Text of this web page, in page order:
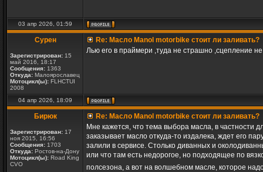
03 апр 2026, 01:59
Сурен
Зарегистрирован: 15
май 2016, 18:17
Сообщения: 1363
Откуда: Малоярославец
Мотоцикл(ы): FLHCTUI
2008
Re: Масло Manol motorbike стоит ли заливать?
Лью его в праймери ,туда не страшно ,сцепление
04 апр 2026, 18:09
Бирюк
Зарегистрирован: 17
ноя 2015, 16:56
Сообщения: 1703
Откуда: Ростов-на-Дону
Мотоцикл(ы): Road King
CVO
Re: Масло Manol motorbike стоит ли заливать?
Мне кажется, что тема выбора масла, в частности
заказывает масло откуда-то издалека, ждет его
залили в сервисе. Столько диванных и
или что там есть недорогое, но подходящее по
полсезона, а вот на волшебном масле, которое